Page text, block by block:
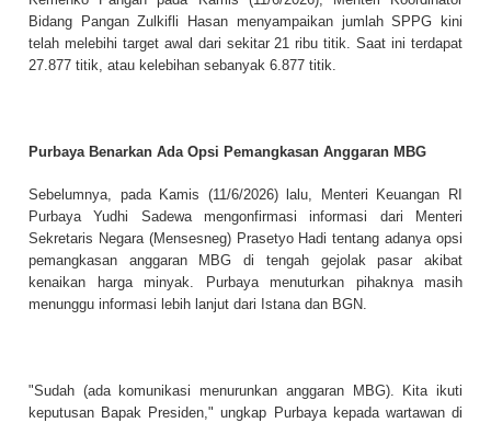
Bidang Pangan Zulkifli Hasan menyampaikan jumlah SPPG kini
telah melebihi target awal dari sekitar 21 ribu titik. Saat ini terdapat
27.877 titik, atau kelebihan sebanyak 6.877 titik.
Purbaya Benarkan Ada Opsi Pemangkasan Anggaran MBG
Sebelumnya, pada Kamis (11/6/2026) lalu, Menteri Keuangan RI
Purbaya Yudhi Sadewa mengonfirmasi informasi dari Menteri
Sekretaris Negara (Mensesneg) Prasetyo Hadi tentang adanya opsi
pemangkasan anggaran MBG di tengah gejolak pasar akibat
kenaikan harga minyak. Purbaya menuturkan pihaknya masih
menunggu informasi lebih lanjut dari Istana dan BGN.
"Sudah (ada komunikasi menurunkan anggaran MBG). Kita ikuti
keputusan Bapak Presiden," ungkap Purbaya kepada wartawan di